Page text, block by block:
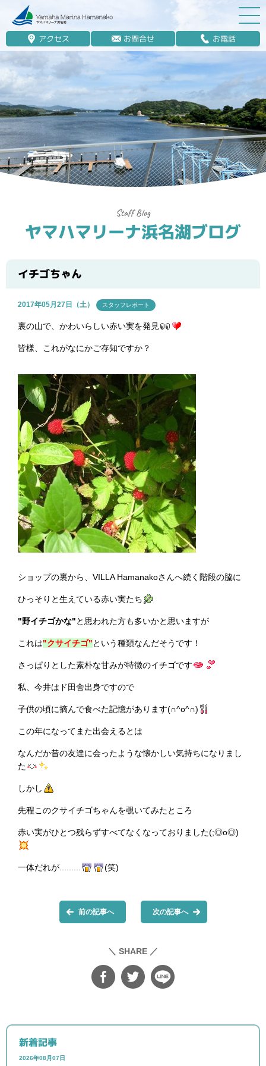
アクセス お問合せ お電話
マリーナ案内
船舶免許
マリンレジャー
マリーナステイ
レンタルボート
ボート販売
艤装
ブログ
ヤマハマリーナ浜名湖ブログ
イチゴちゃん
2017年05月27日（土） スタッフレポート
裏の山で、かわいらしい赤い実を発見
皆様、これがなにかご存知ですか？
ショップの裏から、VILLA Hamanakoさんへ続く階段の脇に
ひっそりと生えている赤い実たち
"野イチゴかな"と思われた方も多いかと思いますが
これは"クサイチゴ"という種類なんだそうです！
さっぱりとした素朴な甘みが特徴のイチゴです
私、今井はド田舎出身ですので
子供の頃に摘んで食べた記憶があります(∩^o^∩)
この年になってまた出会えるとは
なんだか昔の友達に会ったような懐かしい気持ちになりまし
た
しかし
先程このクサイチゴちゃんを覗いてみたところ
赤い実がひとつ残らずすべてなくなっておりました(;◎o◎)
一体だれが......... (笑)
前の記事へ 次の記事へ
＼ SHARE ／
新着記事
2026年08月07日